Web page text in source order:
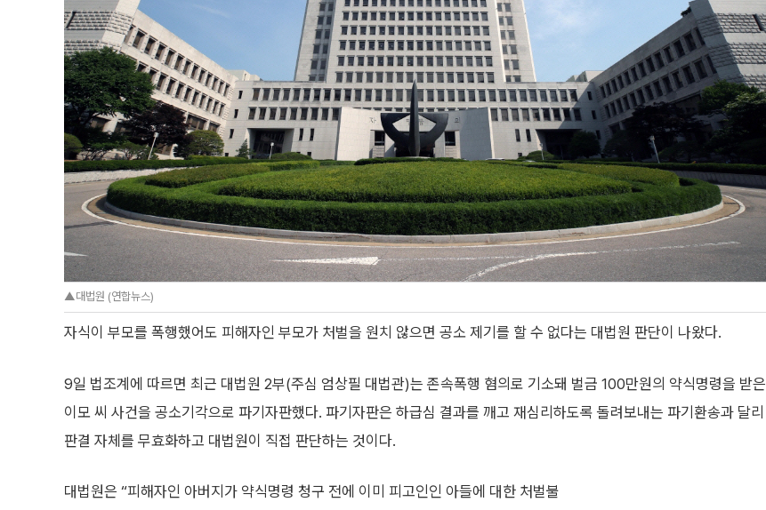
▲대법원 (연합뉴스)
자식이 부모를 폭행했어도 피해자인 부모가 처벌을 원치 않으면 공소 제기를 할 수 없다는 대법원 판단이 나왔다.
9일 법조계에 따르면 최근 대법원 2부(주심 엄상필 대법관)는 존속폭행 혐의로 기소돼 벌금 100만원의 약식명령을 받은
이모 씨 사건을 공소기각으로 파기자판했다. 파기자판은 하급심 결과를 깨고 재심리하도록 돌려보내는 파기환송과 달리
판결 자체를 무효화하고 대법원이 직접 판단하는 것이다.
대법원은 “피해자인 아버지가 약식명령 청구 전에 이미 피고인인 아들에 대한 처벌불